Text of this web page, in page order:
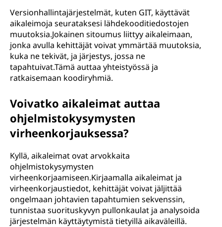
Versionhallintajärjestelmät, kuten GIT, käyttävät
aikaleimoja seurataksesi lähdekooditiedostojen
muutoksia.Jokainen sitoumus liittyy aikaleimaan,
jonka avulla kehittäjät voivat ymmärtää muutoksia,
kuka ne tekivät, ja järjestys, jossa ne
tapahtuivat.Tämä auttaa yhteistyössä ja
ratkaisemaan koodiryhmiä.
Voivatko aikaleimat auttaa
ohjelmistokysymysten
virheenkorjauksessa?
Kyllä, aikaleimat ovat arvokkaita
ohjelmistokysymysten
virheenkorjaamiseen.Kirjaamalla aikaleimat ja
virheenkorjaustiedot, kehittäjät voivat jäljittää
ongelmaan johtavien tapahtumien sekvenssin,
tunnistaa suorituskyvyn pullonkaulat ja analysoida
järjestelmän käyttäytymistä tietyillä aikaväleillä.